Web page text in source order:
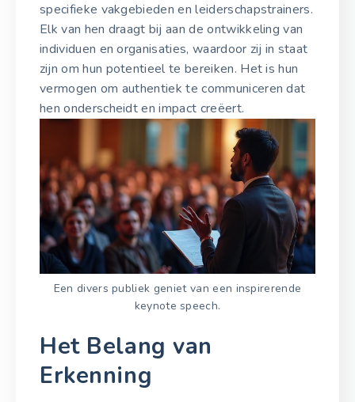
specifieke vakgebieden en leiderschapstrainers.
Elk van hen draagt bij aan de ontwikkeling van
individuen en organisaties, waardoor zij in staat
zijn om hun potentieel te bereiken. Het is hun
vermogen om authentiek te communiceren dat
hen onderscheidt en impact creëert.
Een divers publiek geniet van een inspirerende
keynote speech.
Het Belang van
Erkenning